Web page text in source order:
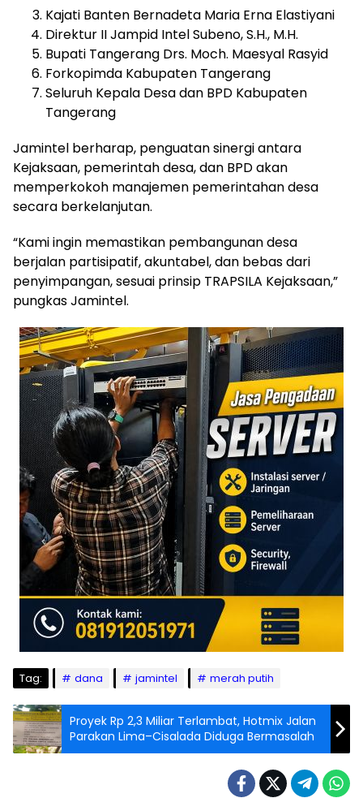
Kajati Banten Bernadeta Maria Erna Elastiyani
Direktur II Jampid Intel Subeno, S.H., M.H.
Bupati Tangerang Drs. Moch. Maesyal Rasyid
Forkopimda Kabupaten Tangerang
Seluruh Kepala Desa dan BPD Kabupaten
Tangerang
Jamintel berharap, penguatan sinergi antara
Kejaksaan, pemerintah desa, dan BPD akan
memperkokoh manajemen pemerintahan desa
secara berkelanjutan.
“Kami ingin memastikan pembangunan desa
berjalan partisipatif, akuntabel, dan bebas dari
penyimpangan, sesuai prinsip TRAPSILA Kejaksaan,”
pungkas Jamintel.
Tag: dana jamintel merah putih
Proyek Rp 2,3 Miliar Terlambat, Hotmix Jalan
Parakan Lima–Cisalada Diduga Bermasalah